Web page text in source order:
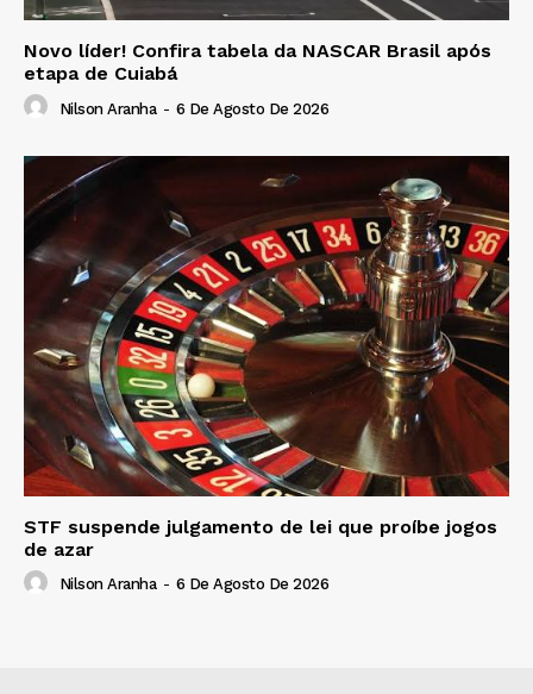
Novo líder! Confira tabela da NASCAR Brasil após
etapa de Cuiabá
Nilson Aranha - 6 De Agosto De 2026
STF suspende julgamento de lei que proíbe jogos
de azar
Nilson Aranha - 6 De Agosto De 2026